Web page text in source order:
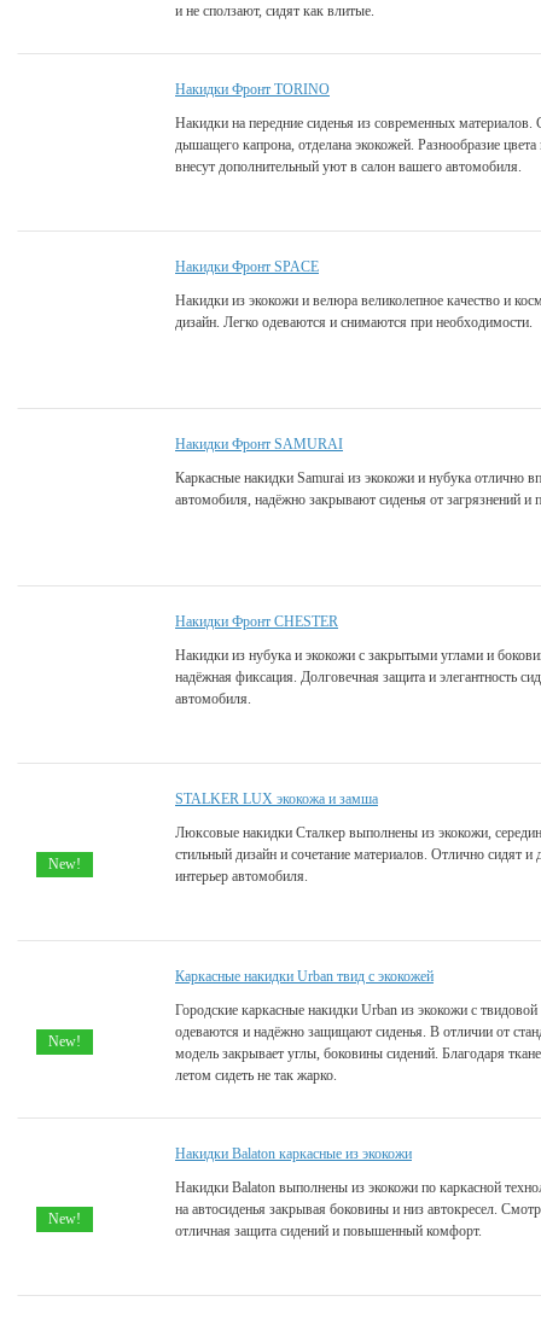
и не сползают, сидят как влитые.
Накидки Фронт TORINO
Накидки на передние сиденья из современных материалов.
дышащего капрона, отделана экокожей. Разнообразие
внесут дополнительный уют в салон вашего автомобиля.
Накидки Фронт SPACE
Накидки из экокожи и велюра великолепное качество и
дизайн. Легко одеваются и снимаются при необходимости.
Накидки Фронт SAMURAI
Каркасные накидки Samurai из экокожи и нубука отлично
автомобиля, надёжно закрывают сиденья от загрязнений и
Накидки Фронт CHESTER
Накидки из нубука и экокожи с закрытыми углами и
надёжная фиксация. Долговечная защита и элегантность
автомобиля.
New!
STALKER LUX экокожа и замша
Люксовые накидки Сталкер выполнены из экокожи,
стильный дизайн и сочетание материалов. Отлично сидят
интерьер автомобиля.
New!
Каркасные накидки Urban твид с экокожей
Городские каркасные накидки Urban из экокожи с твидовой
одеваются и надёжно защищают сиденья. В отличии от
модель закрывает углы, боковины сидений. Благодаря
летом сидеть не так жарко.
New!
Накидки Balaton каркасные из экокожи
Накидки Balaton выполнены из экокожи по каркасной
на автосиденья закрывая боковины и низ автокресел.
отличная защита сидений и повышенный комфорт.